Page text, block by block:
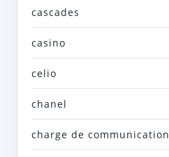
cascades
casino
celio
chanel
charge de communication